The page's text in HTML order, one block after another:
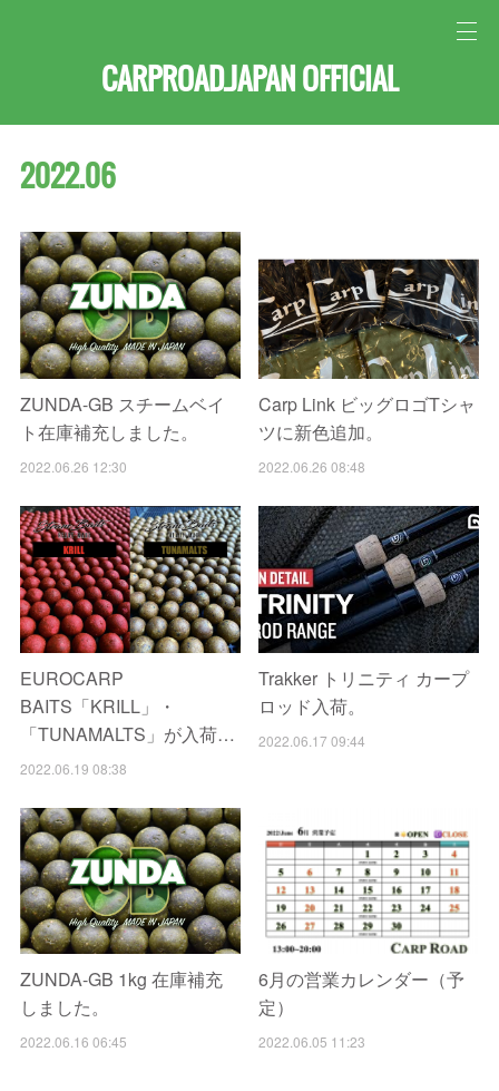
CARPROAD.JAPAN OFFICIAL
2022.06
ZUNDA-GB スチームベイ
ト在庫補充しました。
2022.06.26 12:30
Carp Link ビッグロゴTシャ
ツに新色追加。
2022.06.26 08:48
EUROCARP
BAITS「KRILL」・
「TUNAMALTS」が入荷…
2022.06.19 08:38
Trakker トリニティ カープ
ロッド入荷。
2022.06.17 09:44
ZUNDA-GB 1kg 在庫補充
しました。
2022.06.16 06:45
6月の営業カレンダー（予
定）
2022.06.05 11:23